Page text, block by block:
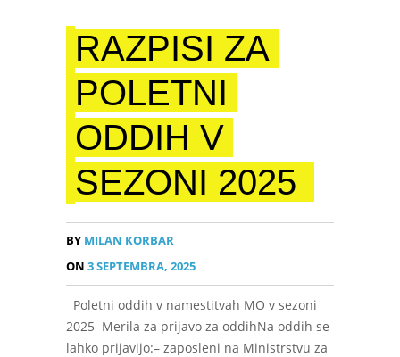
RAZPISI ZA
POLETNI
ODDIH V
SEZONI 2025
BY MILAN KORBAR
ON 3 SEPTEMBRA, 2025
Poletni oddih v namestitvah MO v sezoni
2025 Merila za prijavo za oddihNa oddih se
lahko prijavijo:– zaposleni na Ministrstvu za